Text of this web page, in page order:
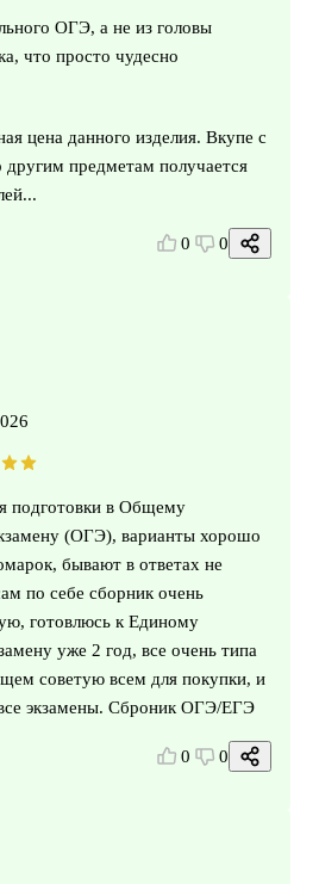
ОГЭ, а не из головы
что просто чудесно
цена данного изделия. Вкупе с
предметам получается
0 0
подготовки в Общему
(ОГЭ), варианты хорошо
бывают в ответах не
по себе сборник очень
готовлюсь к Единому
уже 2 год, все очень типа
советую всем для покупки, и
экзамены. Сброник ОГЭ/ЕГЭ
0 0